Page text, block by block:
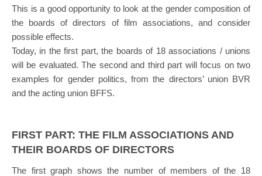
This is a good opportunity to look at the gender composition of
the boards of directors of film associations, and consider
possible effects.
Today, in the first part, the boards of 18 associations / unions
will be evaluated. The second and third part will focus on two
examples for gender politics, from the directors’ union BVR
and the acting union BFFS.
FIRST PART: THE FILM ASSOCIATIONS AND
THEIR BOARDS OF DIRECTORS
The first graph shows the number of members of the 18